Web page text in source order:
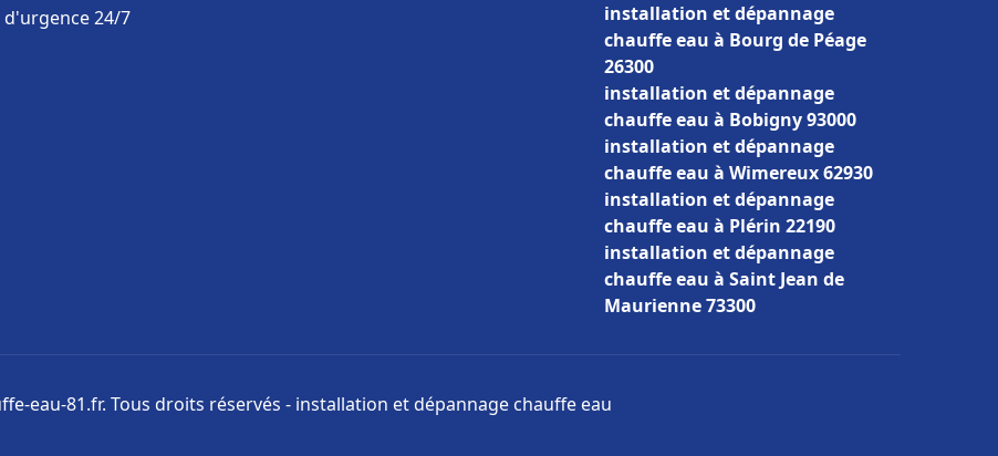
d'urgence 24/7
installation et dépannage
chauffe eau à Bourg de Péage
26300
installation et dépannage
chauffe eau à Bobigny 93000
installation et dépannage
chauffe eau à Wimereux 62930
installation et dépannage
chauffe eau à Plérin 22190
installation et dépannage
chauffe eau à Saint Jean de
Maurienne 73300
eau-81.fr. Tous droits réservés - installation et dépannage chauffe eau